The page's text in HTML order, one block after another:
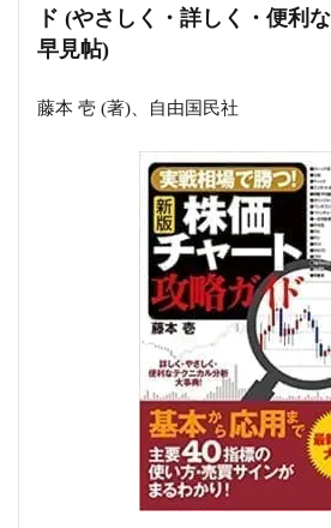
ド (やさしく・詳しく・便利
早見帖)
藤本 壱 (著)、自由国民社